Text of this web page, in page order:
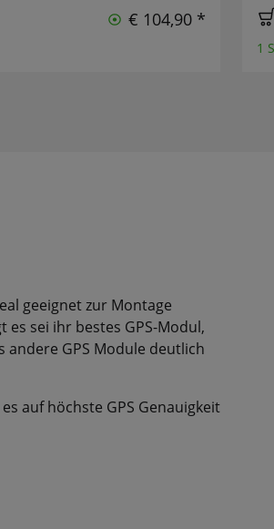
€ 104,90 *
1
geeignet zur Montage
sei ihr bestes GPS-Modul,
GPS Module deutlich
auf höchste GPS Genauigkeit